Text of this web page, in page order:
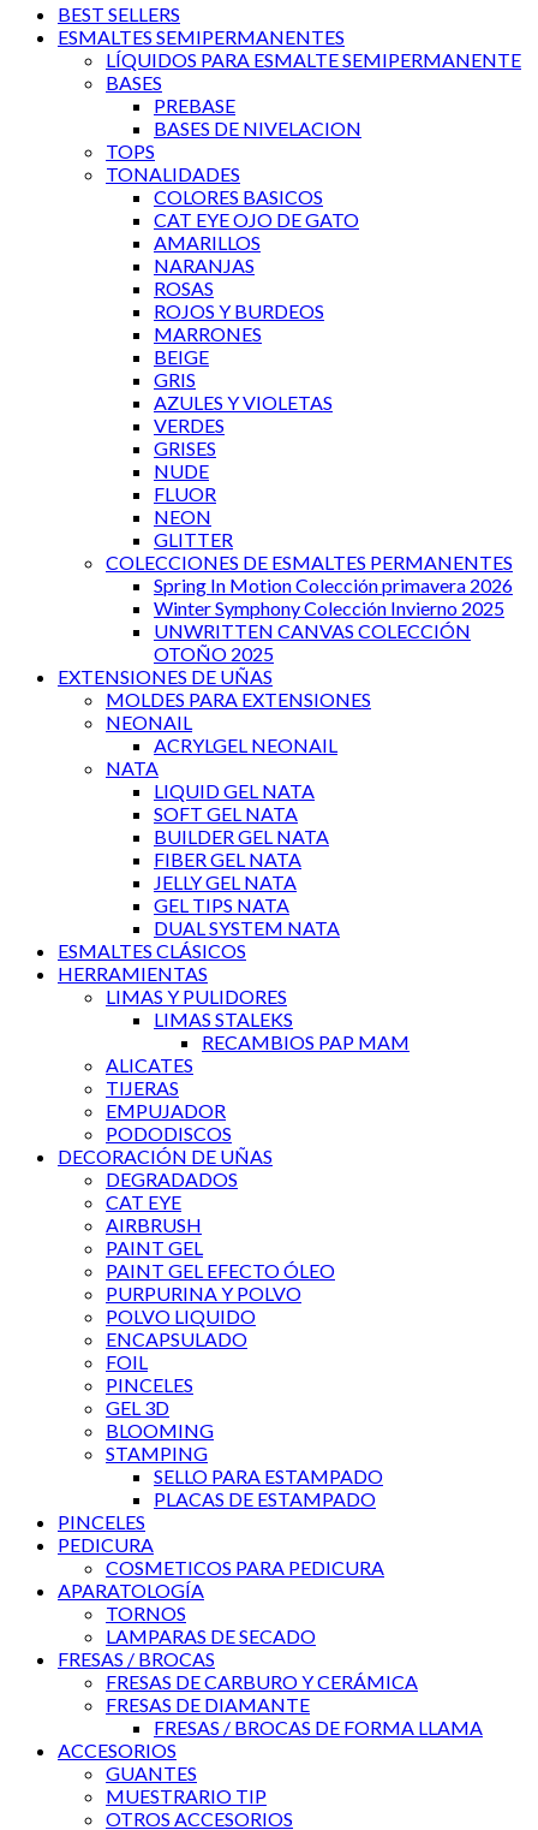
BEST SELLERS
ESMALTES SEMIPERMANENTES
LÍQUIDOS PARA ESMALTE SEMIPERMANENTE
BASES
PREBASE
BASES DE NIVELACION
TOPS
TONALIDADES
COLORES BASICOS
CAT EYE OJO DE GATO
AMARILLOS
NARANJAS
ROSAS
ROJOS Y BURDEOS
MARRONES
BEIGE
GRIS
AZULES Y VIOLETAS
VERDES
GRISES
NUDE
FLUOR
NEON
GLITTER
COLECCIONES DE ESMALTES PERMANENTES
Spring In Motion Colección primavera 2026
Winter Symphony Colección Invierno 2025
UNWRITTEN CANVAS COLECCIÓN
OTOÑO 2025
EXTENSIONES DE UÑAS
MOLDES PARA EXTENSIONES
NEONAIL
ACRYLGEL NEONAIL
NATA
LIQUID GEL NATA
SOFT GEL NATA
BUILDER GEL NATA
FIBER GEL NATA
JELLY GEL NATA
GEL TIPS NATA
DUAL SYSTEM NATA
ESMALTES CLÁSICOS
HERRAMIENTAS
LIMAS Y PULIDORES
LIMAS STALEKS
RECAMBIOS PAP MAM
ALICATES
TIJERAS
EMPUJADOR
PODODISCOS
DECORACIÓN DE UÑAS
DEGRADADOS
CAT EYE
AIRBRUSH
PAINT GEL
PAINT GEL EFECTO ÓLEO
PURPURINA Y POLVO
POLVO LIQUIDO
ENCAPSULADO
FOIL
PINCELES
GEL 3D
BLOOMING
STAMPING
SELLO PARA ESTAMPADO
PLACAS DE ESTAMPADO
PINCELES
PEDICURA
COSMETICOS PARA PEDICURA
APARATOLOGÍA
TORNOS
LAMPARAS DE SECADO
FRESAS / BROCAS
FRESAS DE CARBURO Y CERÁMICA
FRESAS DE DIAMANTE
FRESAS / BROCAS DE FORMA LLAMA
ACCESORIOS
GUANTES
MUESTRARIO TIP
OTROS ACCESORIOS